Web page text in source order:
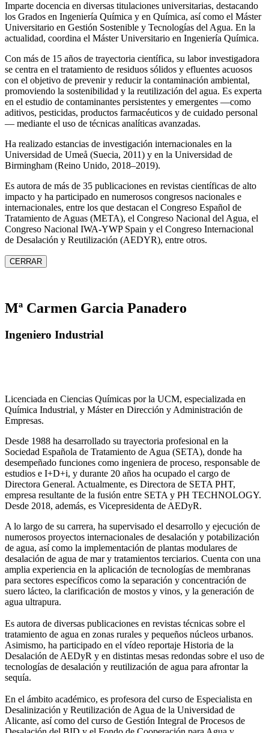
Imparte docencia en diversas titulaciones universitarias, destacando
los Grados en Ingeniería Química y en Química, así como el Máster
Universitario en Gestión Sostenible y Tecnologías del Agua. En la
actualidad, coordina el Máster Universitario en Ingeniería Química.
Con más de 15 años de trayectoria científica, su labor investigadora
se centra en el tratamiento de residuos sólidos y efluentes acuosos
con el objetivo de prevenir y reducir la contaminación ambiental,
promoviendo la sostenibilidad y la reutilización del agua. Es experta
en el estudio de contaminantes persistentes y emergentes —como
aditivos, pesticidas, productos farmacéuticos y de cuidado personal
— mediante el uso de técnicas analíticas avanzadas.
Ha realizado estancias de investigación internacionales en la
Universidad de Umeå (Suecia, 2011) y en la Universidad de
Birmingham (Reino Unido, 2018–2019).
Es autora de más de 35 publicaciones en revistas científicas de alto
impacto y ha participado en numerosos congresos nacionales e
internacionales, entre los que destacan el Congreso Español de
Tratamiento de Aguas (META), el Congreso Nacional del Agua, el
Congreso Nacional IWA‑YWP Spain y el Congreso Internacional
de Desalación y Reutilización (AEDYR), entre otros.
CERRAR
Mª Carmen Garcia Panadero
Ingeniero Industrial
Licenciada en Ciencias Químicas por la UCM, especializada en
Química Industrial, y Máster en Dirección y Administración de
Empresas.
Desde 1988 ha desarrollado su trayectoria profesional en la
Sociedad Española de Tratamiento de Agua (SETA), donde ha
desempeñado funciones como ingeniera de proceso, responsable de
estudios e I+D+i, y durante 20 años ha ocupado el cargo de
Directora General. Actualmente, es Directora de SETA PHT,
empresa resultante de la fusión entre SETA y PH TECHNOLOGY.
Desde 2018, además, es Vicepresidenta de AEDyR.
A lo largo de su carrera, ha supervisado el desarrollo y ejecución de
numerosos proyectos internacionales de desalación y potabilización
de agua, así como la implementación de plantas modulares de
desalación de agua de mar y tratamientos terciarios. Cuenta con una
amplia experiencia en la aplicación de tecnologías de membranas
para sectores específicos como la separación y concentración de
suero lácteo, la clarificación de mostos y vinos, y la generación de
agua ultrapura.
Es autora de diversas publicaciones en revistas técnicas sobre el
tratamiento de agua en zonas rurales y pequeños núcleos urbanos.
Asimismo, ha participado en el vídeo reportaje Historia de la
Desalación de AEDyR y en distintas mesas redondas sobre el uso de
tecnologías de desalación y reutilización de agua para afrontar la
sequía.
En el ámbito académico, es profesora del curso de Especialista en
Desalinización y Reutilización de Agua de la Universidad de
Alicante, así como del curso de Gestión Integral de Procesos de